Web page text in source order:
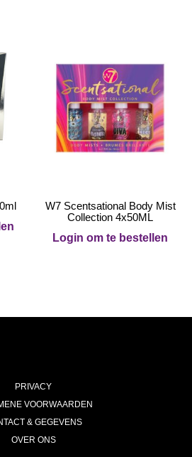
W7 Scentsational Body Mist
Collection 4x50ML
Login om te bestellen
PRIVACY
VOORWAARDEN
& GEGEVENS
OVER ONS